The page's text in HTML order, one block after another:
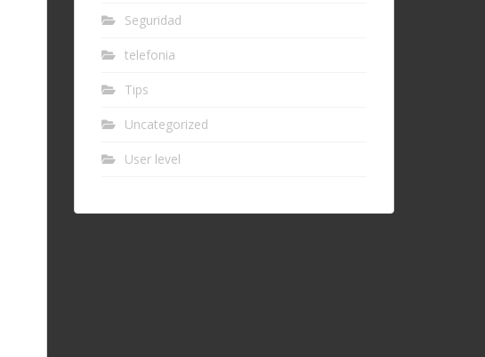
Seguridad
telefonia
Tips
Uncategorized
User level